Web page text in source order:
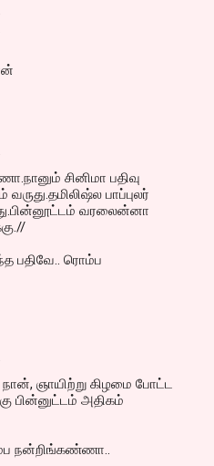
சினிமா பதிவு
பாப்புலர்
வரலைன்னா
பதிவே.. ரொம்ப
ஞாயிற்று கிழமை போட்ட
பின்னுட்டம் அதிகம்
நன்றிங்கண்ணா..